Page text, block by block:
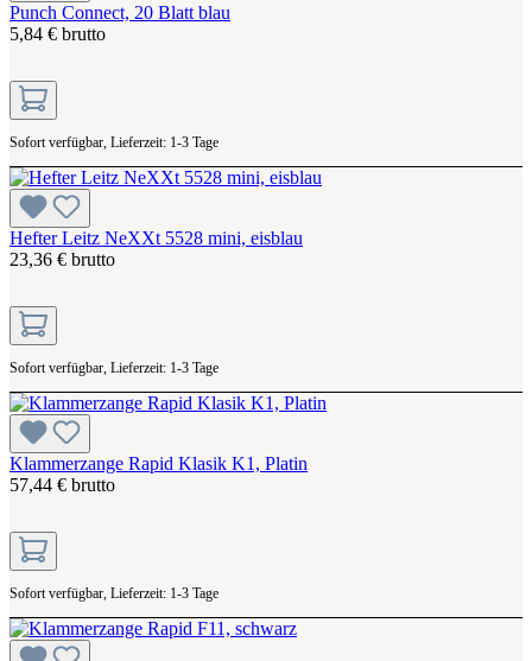
Punch Connect, 20 Blatt blau
5,84 € brutto
Sofort verfügbar, Lieferzeit: 1-3 Tage
Hefter Leitz NeXXt 5528 mini, eisblau
23,36 € brutto
Sofort verfügbar, Lieferzeit: 1-3 Tage
Klammerzange Rapid Klasik K1, Platin
57,44 € brutto
Sofort verfügbar, Lieferzeit: 1-3 Tage